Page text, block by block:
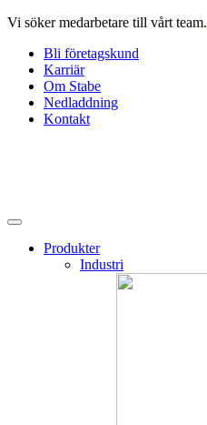
Hoppa
innehåll
Vi söker medarbetare till vårt team.
Bli företagskund
Karriär
Om Stabe
Nedladdning
Kontakt
Produkter
Industri